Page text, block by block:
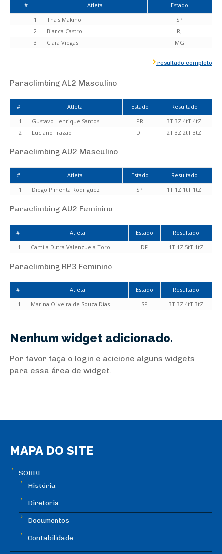
# Atleta
Estado
1
Thais Makino
SP
2
Bianca Castro
RJ
3
Clara Viegas MG
resultado completo
Paraclimbing AL2 Masculino
# Atleta Estado
Resultado
1
Gustavo Henrique Santos PR
3T 3Z 4tT 4tZ
2
Luciano Frazão DF 2T 3Z 2tT 3tZ
Paraclimbing AU2 Masculino
# Atleta Estado
Resultado
1
Diego Pimenta Rodriguez SP 1T 1Z 1tT 1tZ
Paraclimbing AU2 Feminino
# Atleta Estado
Resultado
1
Camila Dutra Valenzuela Toro DF 1T 1Z 5tT 1tZ
Paraclimbing RP3 Feminino
# Atleta Estado
Resultado
1
Marina Oliveira de Souza Dias SP 3T 3Z 4tT 3tZ
Nenhum widget adicionado.
Por favor faça o login e adicione alguns widgets
para essa área de widget.
MAPA DO SITE
SOBRE
História
Diretoria
Documentos
Contabilidade